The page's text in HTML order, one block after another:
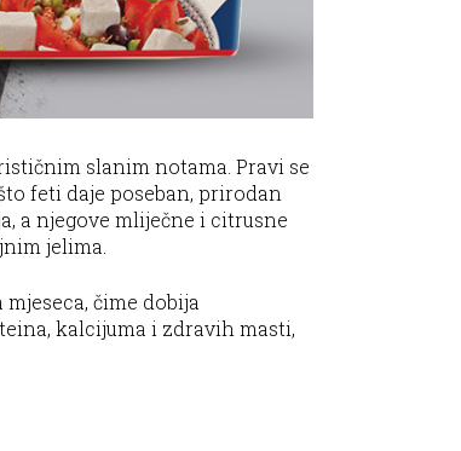
slanim notama. Pravi se
feti daje poseban, prirodan
a njegove mliječne i citrusne
jelima.
čime dobija
kalcijuma i zdravih masti,